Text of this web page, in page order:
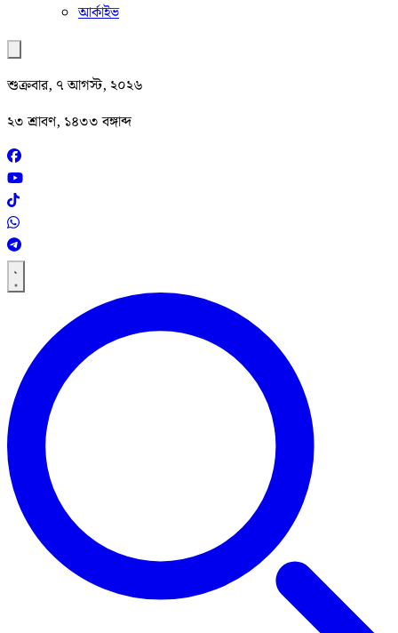
আর্কাইভ
শুক্রবার, ৭ আগস্ট, ২০২৬
২৩ শ্রাবণ, ১৪৩৩ বঙ্গাব্দ